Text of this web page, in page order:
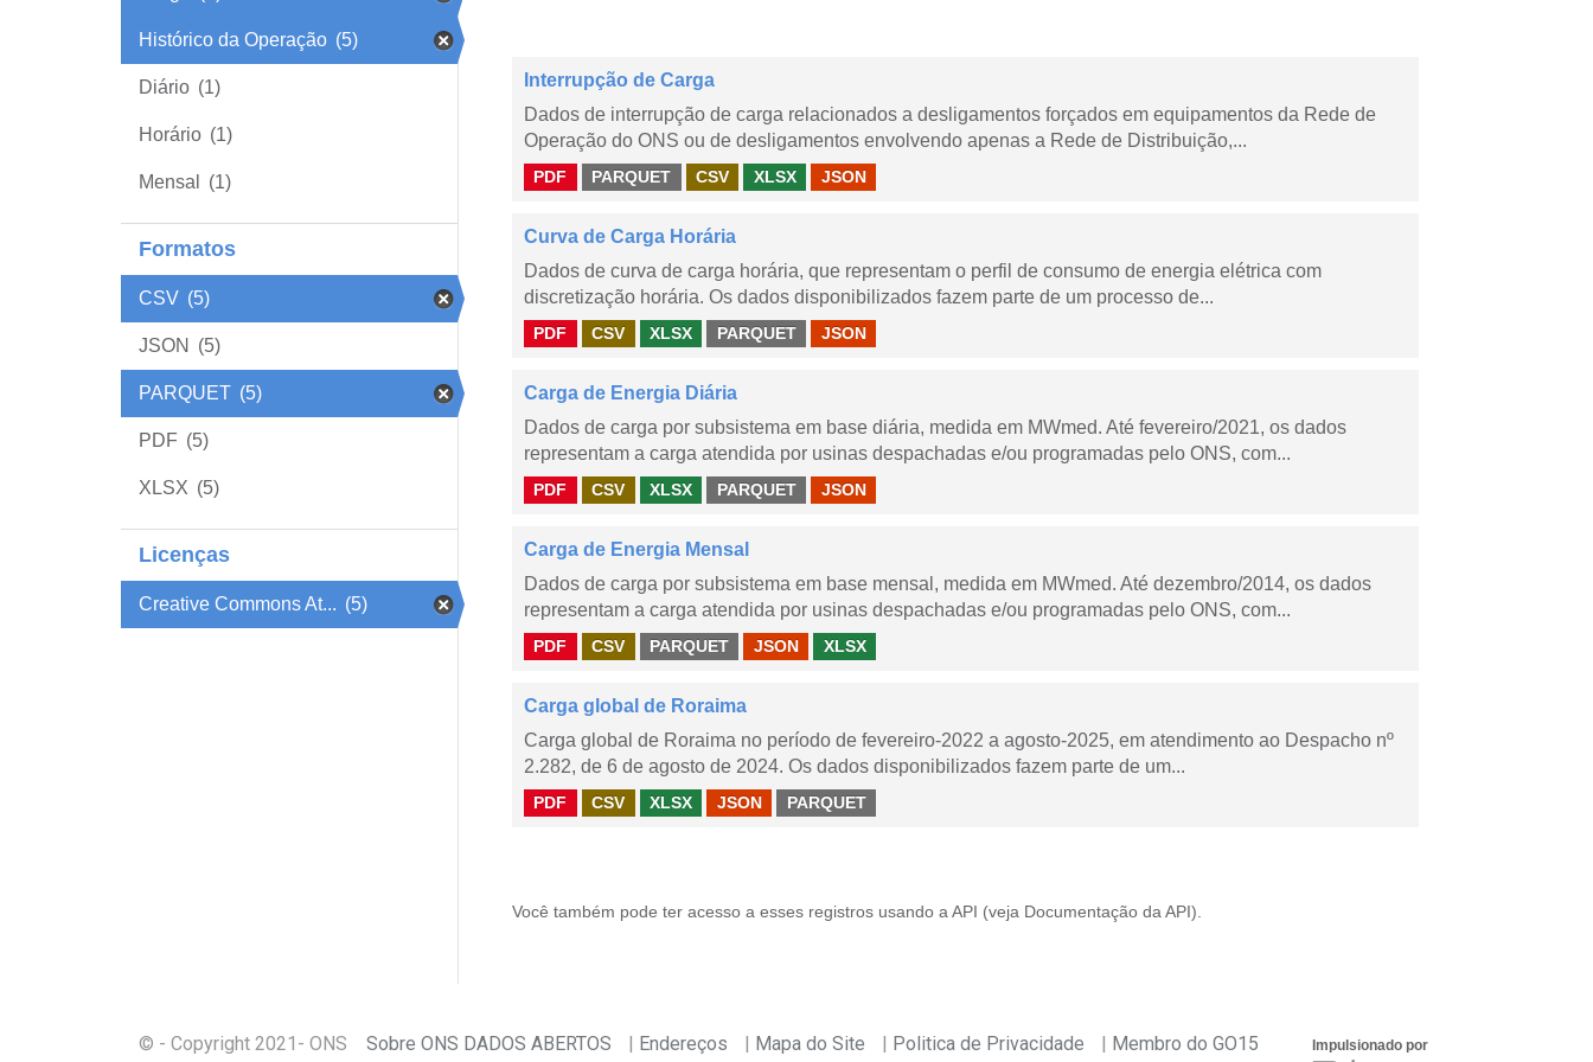
Histórico da Operação (5)
Diário (1)
Horário (1)
Mensal (1)
Formatos
CSV (5)
JSON (5)
PARQUET (5)
PDF (5)
XLSX (5)
Licenças
Creative Commons At... (5)
Interrupção de Carga
Dados de interrupção de carga relacionados a desligamentos forçados em equipamentos da Rede de
Operação do ONS ou de desligamentos envolvendo apenas a Rede de Distribuição,...
PDF PARQUET CSV XLSX JSON
Curva de Carga Horária
Dados de curva de carga horária, que representam o perfil de consumo de energia elétrica com
discretização horária. Os dados disponibilizados fazem parte de um processo de...
PDF CSV XLSX PARQUET JSON
Carga de Energia Diária
Dados de carga por subsistema em base diária, medida em MWmed. Até fevereiro/2021, os dados
representam a carga atendida por usinas despachadas e/ou programadas pelo ONS, com...
PDF CSV XLSX PARQUET JSON
Carga de Energia Mensal
Dados de carga por subsistema em base mensal, medida em MWmed. Até dezembro/2014, os dados
representam a carga atendida por usinas despachadas e/ou programadas pelo ONS, com...
PDF CSV PARQUET JSON XLSX
Carga global de Roraima
Carga global de Roraima no período de fevereiro-2022 a agosto-2025, em atendimento ao Despacho nº
2.282, de 6 de agosto de 2024. Os dados disponibilizados fazem parte de um...
PDF CSV XLSX JSON PARQUET
Você também pode ter acesso a esses registros usando a API (veja Documentação da API ).
© - Copyright 2021 - ONS Sobre ONS DADOS ABERTOS Endereços Mapa do Site Politica de Privacidade Membro do GO15 Impulsionado por